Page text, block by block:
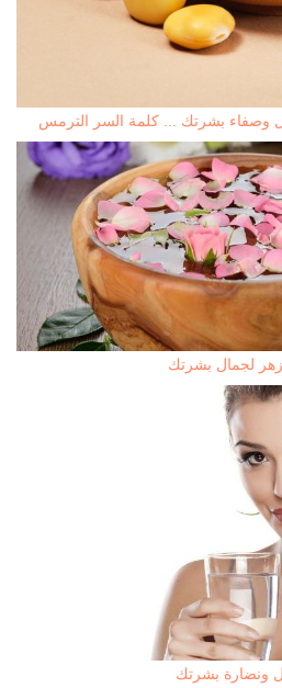
بشرتك ... كلمة السر الترمس
لجمال بشرتك
ونضارة بشرتك